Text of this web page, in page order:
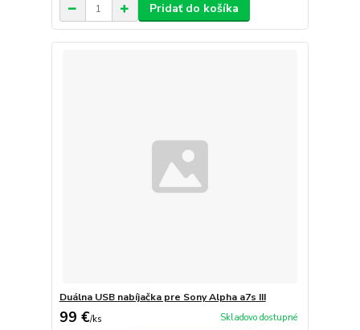
Pridať do košíka
Duálna USB nabíjačka pre Sony Alpha a7s III
99 €/ks Skladovo dostupné